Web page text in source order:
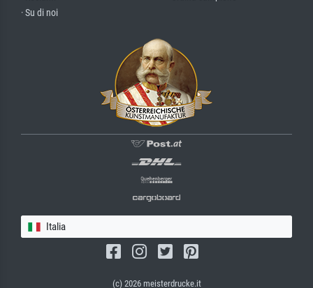
· Su di noi
Italia
(c) 2026 meisterdrucke.it